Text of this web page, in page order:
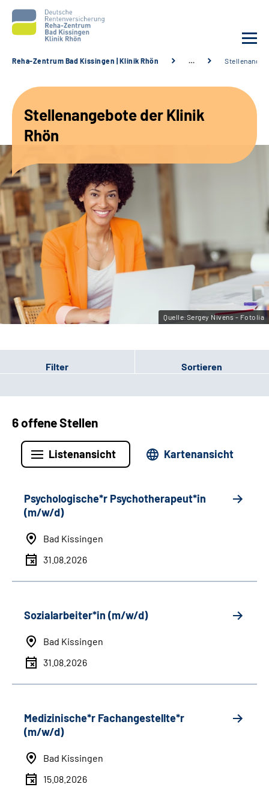
Unsere Angebote
Karriere
Sozialdienste & Zuweisende
Suche
Leichte Sprache
Gebärdensprache
Reha-Zentrum Bad Kissingen | Klinik Rhön …
Stellenangebote der Klinik
Rhön
Quelle:Sergey Nivens - Fotolia
Filter Sortieren
6 offene Stellen
Listenansicht Kartenansicht
Psychologische*r Psychotherapeut*in
(m/w/d)
Bad Kissingen
31.08.2026
Sozialarbeiter*in (m/w/d)
Bad Kissingen
31.08.2026
Medizinische*r Fachangestellte*r
(m/w/d)
Bad Kissingen
15.08.2026